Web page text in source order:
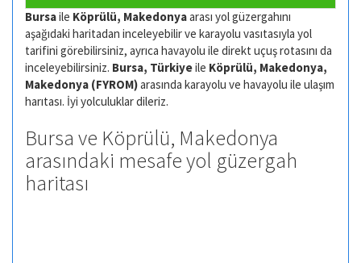
Bursaile Köprülü, Makedonyaarası yol güzergahını
aşağıdaki haritadan inceleyebilir ve karayolu vasıtasıyla yol
tarifini görebilirsiniz, ayrıca havayolu ile direkt uçuş rotasını da
inceleyebilirsiniz. Bursa, Türkiyeile Köprülü, Makedonya,
Makedonya (FYROM)arasında karayolu ve havayolu ile ulaşım
harıtası. İyi yolculuklar dileriz.
Bursa ve Köprülü, Makedonya
arasındaki mesafe yol güzergah
haritası